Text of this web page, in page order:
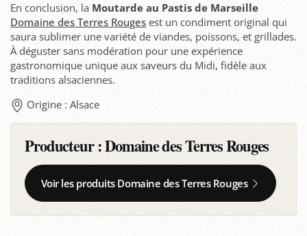
En conclusion, la Moutarde au Pastis de Marseille
Domaine des Terres Rouges est un condiment original qui
saura sublimer une variété de viandes, poissons, et grillades.
À déguster sans modération pour une expérience
gastronomique unique aux saveurs du Midi, fidèle aux
traditions alsaciennes.
Origine : Alsace
Producteur :Domaine des Terres Rouges
Voir les produits Domaine des Terres Rouges